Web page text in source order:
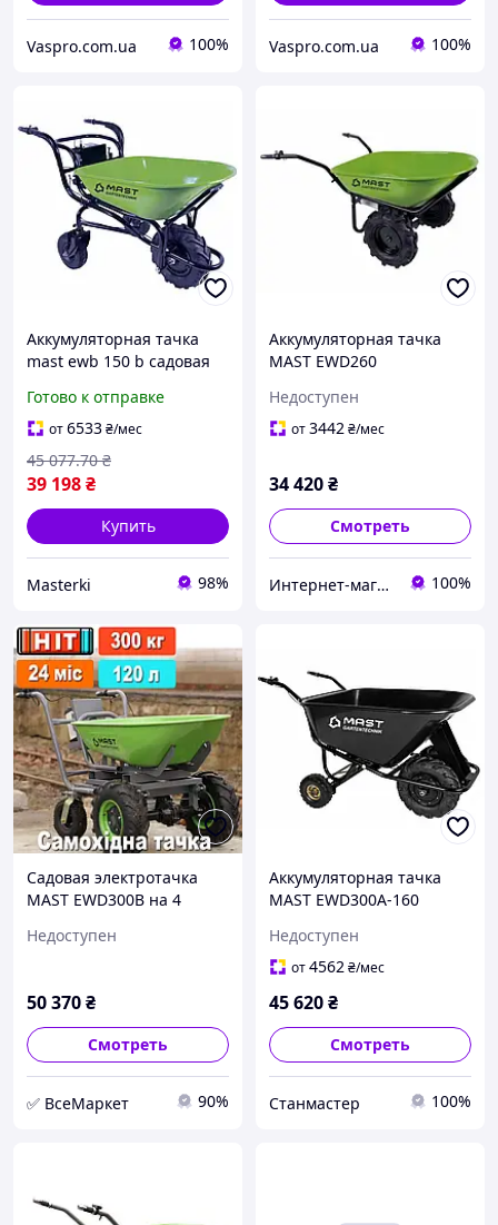
Vaspro.com.ua 100% Vaspro.com.ua 100%
Аккумуляторная тачка
mast ewb 150 b садовая
грузоподъемность 260 кг
объем 80 л
электропривод
Готово к отправке
от6533₴/мес
39 198₴
45 077.70 ₴
Купить
Masterki 98%
Аккумуляторная тачка
MAST EWD260
Недоступен
от3442₴/мес
34 420₴
Смотреть
Интернет-магазин "COOL-TOOL" 100%
Садовая электротачка
MAST EWD300B на 4
мотором и
Недоступен
50 370₴
Смотреть
✅ ВсеМаркет 90%
Аккумуляторная тачка
MAST EWD300A-160
Недоступен
от4562₴/мес
45 620₴
Смотреть
Станмастер 100%